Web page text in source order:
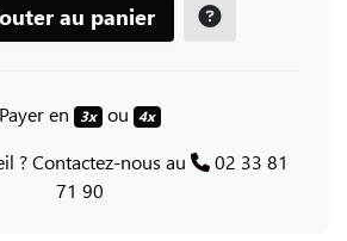
au panier
Payer en 3x ou 4x
? Contactez-nous au
02 33 81
71 90